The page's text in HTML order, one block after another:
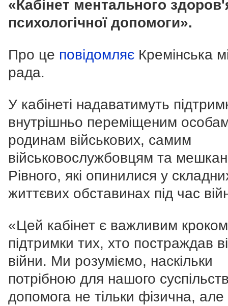
«Кабінет ментального
психологічної допомоги».
Про це повідомляє Кремінська
рада.
У кабінеті надаватимуть
внутрішньо переміщеним
родинам військових, самим
військовослужбовцям та
Рівного, які опинилися у
життєвих обставинах під час
«Цей кабінет є важливим
підтримки тих, хто постраждав
війни. Ми розуміємо, наскільки
потрібною для нашого
допомога не тільки фізична, але